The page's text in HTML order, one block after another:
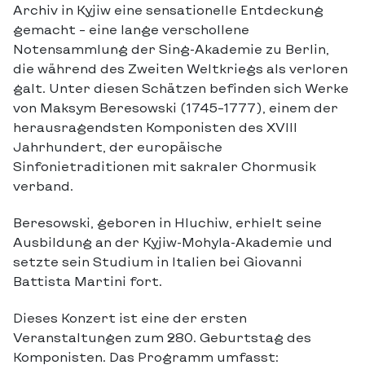
Archiv in Kyjiw eine sensationelle Entdeckung
gemacht – eine lange verschollene
Notensammlung der Sing-Akademie zu Berlin,
die während des Zweiten Weltkriegs als verloren
galt. Unter diesen Schätzen befinden sich Werke
von Maksym Beresowski (1745–1777), einem der
herausragendsten Komponisten des XVIII
Jahrhundert, der europäische
Sinfonietraditionen mit sakraler Chormusik
verband.
Beresowski, geboren in Hluchiw, erhielt seine
Ausbildung an der Kyjiw-Mohyla-Akademie und
setzte sein Studium in Italien bei Giovanni
Battista Martini fort.
Dieses Konzert ist eine der ersten
Veranstaltungen zum 280. Geburtstag des
Komponisten. Das Programm umfasst: